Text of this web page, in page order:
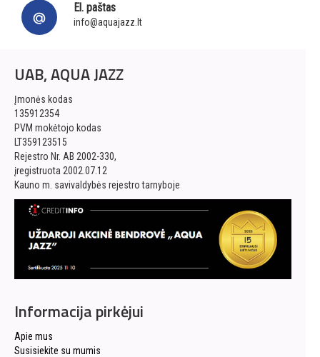
El. paštas
info@aquajazz.lt
UAB, AQUA JAZZ
Įmonės kodas
135912354
PVM mokėtojo kodas
LT359123515
Rejestro Nr. AB 2002-330,
įregistruota 2002.07.12
Kauno m. savivaldybės rejestro tarnyboje
Informacija pirkėjui
Apie mus
Susisiekite su mumis